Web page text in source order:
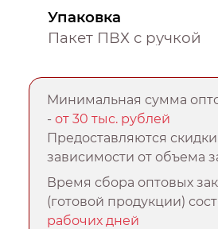
Упаковка
Пакет ПВХ с ручкой
Минимальная сумма
-от 30 тыс. рублей
Предоставляются
зависимости от объема
Время сбора оптовых
(готовой продукции)
рабочих дней